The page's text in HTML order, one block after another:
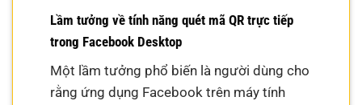
Lầm tưởng về tính năng quét mã QR trực tiếp
trong Facebook Desktop
Một lầm tưởng phổ biến là người dùng cho
rằng ứng dụng Facebook trên máy tính